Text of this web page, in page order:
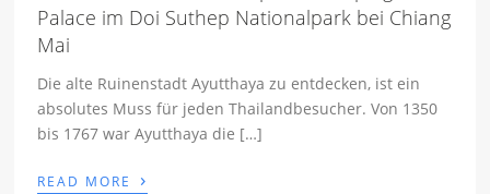
Palace im Doi Suthep Nationalpark bei Chiang
Mai
Die alte Ruinenstadt Ayutthaya zu entdecken, ist ein
absolutes Muss für jeden Thailandbesucher. Von 1350
bis 1767 war Ayutthaya die […]
READ MORE ›